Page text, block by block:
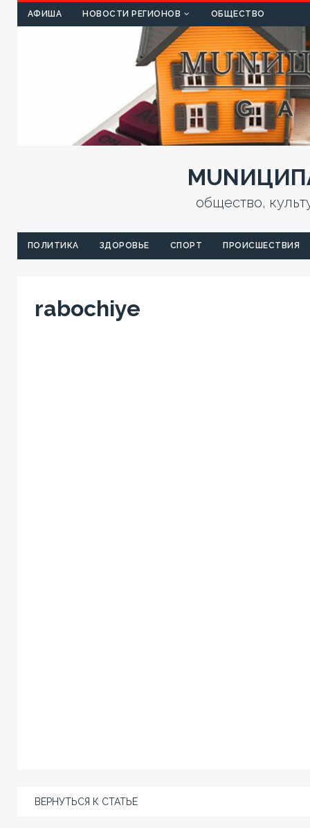
АФИША НОВОСТИ РЕГИОНОВ ОБЩЕСТВО
общество,
ПОЛИТИКА ЗДОРОВЬЕ СПОРТ ПРОИСШЕСТВИЯ
rabochiye
ВЕРНУТЬСЯ К СТАТЬЕ